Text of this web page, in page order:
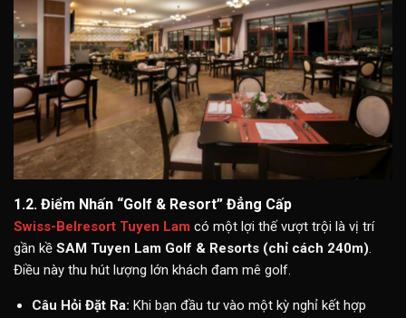
1.2. Điểm Nhấn “Golf & Resort” Đẳng Cấp
Swiss-Belresort Tuyen Lam có một lợi thế vượt trội là vị trí
gần kề SAM Tuyen Lam Golf & Resorts (chỉ cách 240m).
Điều này thu hút lượng lớn khách đam mê golf.
Câu Hỏi Đặt Ra: Khi bạn đầu tư vào một kỳ nghỉ kết hợp